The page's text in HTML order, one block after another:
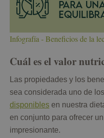
Infografía - Beneficios de la
Cuál es el valor
Las propiedades y los
sea considerada uno de los
disponibles en nuestra
en conjunto para ofrecer
impresionante.